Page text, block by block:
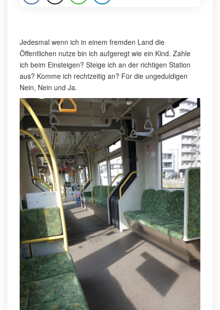
Jedesmal wenn ich in einem fremden Land die
Öffentlichen nutze bin ich aufgeregt wie ein Kind. Zahle
ich beim Einsteigen? Steige ich an der richtigen Station
aus? Komme ich rechtzeitig an? Für die ungeduldigen
Nein, Nein und Ja.